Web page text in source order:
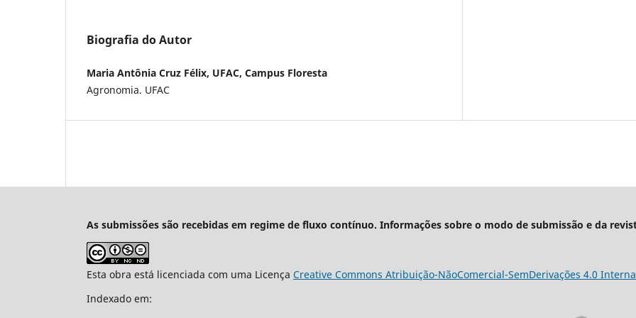
Biografia do Autor
Maria Antônia Cruz Félix, UFAC, Campus Floresta
Agronomia. UFAC
As submissões são recebidas em regime de fluxo contínuo. Informações sobre o modo de submissão e da
Esta obra está licenciada com uma Licença Creative Commons Atribuição-NãoComercial-SemDerivações 4.0
Indexado em: